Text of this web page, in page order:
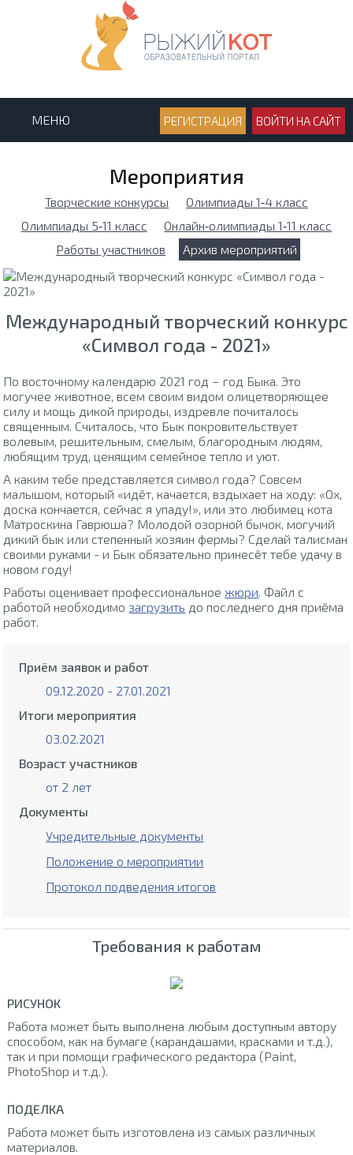
МЕНЮ РЕГИСТРАЦИЯ ВОЙТИ НА САЙТ
Мероприятия
Творческие конкурсы
Олимпиады 1‑4 класс
Олимпиады 5‑11 класс
Онлайн‑олимпиады 1‑11 класс
Работы участников
Архив мероприятий
Международный творческий конкурс
«Символ года - 2021»
По восточному календарю 2021 год – год Быка. Это
могучее животное, всем своим видом олицетворяющее
силу и мощь дикой природы, издревле почиталось
священным. Считалось, что Бык покровительствует
волевым, решительным, смелым, благородным людям,
любящим труд, ценящим семейное тепло и уют.
А каким тебе представляется символ года? Совсем
малышом, который «идёт, качается, вздыхает на ходу: «Ох,
доска кончается, сейчас я упаду!», или это любимец кота
Матроскина Гаврюша? Молодой озорной бычок, могучий
дикий бык или степенный хозяин фермы? Сделай талисман
своими руками - и Бык обязательно принесёт тебе удачу в
новом году!
Работы оценивает профессиональное жюри. Файл с
работой необходимо загрузить до последнего дня приёма
работ.
Приём заявок и работ
09.12.2020 - 27.01.2021
Итоги мероприятия
03.02.2021
Возраст участников
от 2 лет
Документы
Учредительные документы
Положение о мероприятии
Протокол подведения итогов
Требования к работам
РИСУНОК
Работа может быть выполнена любым доступным автору
способом, как на бумаге (карандашами, красками и т.д.),
так и при помощи графического редактора (Paint,
PhotoShop и т.д.).
ПОДЕЛКА
Работа может быть изготовлена из самых различных
материалов.